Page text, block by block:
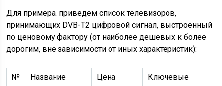
Для примера, приведем список телевизоров,
принимающих DVB-T2 цифровой сигнал, выстроенный
по ценовому фактору (от наиболее дешевых к более
дорогим, вне зависимости от иных характеристик):
№
Название
Цена
Ключевые